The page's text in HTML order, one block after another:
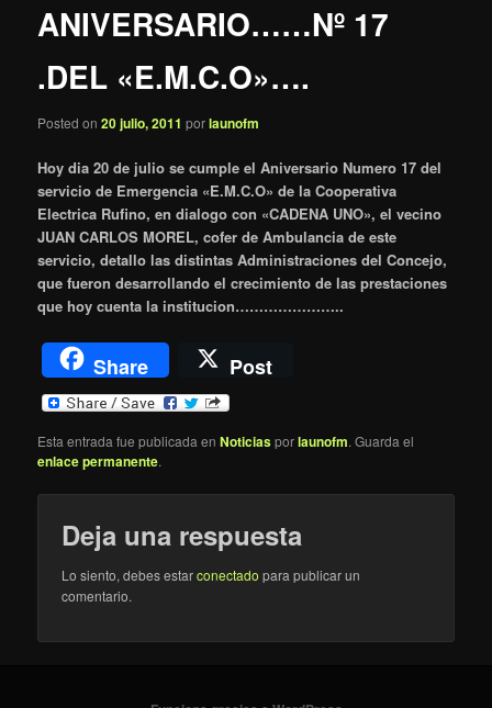
ANIVERSARIO……Nº 17
.DEL «E.M.C.O»….
Posted on20 julio, 2011 porlaunofm
Hoy dia 20 de julio se cumple el Aniversario Numero 17 del
servicio de Emergencia «E.M.C.O» de la Cooperativa
Electrica Rufino, en dialogo con «CADENA UNO», el vecino
JUAN CARLOS MOREL, cofer de Ambulancia de este
servicio, detallo las distintas Administraciones del Concejo,
que fueron desarrollando el crecimiento de las prestaciones
que hoy cuenta la institucion…………………..
Share Post
Esta entrada fue publicada enNoticiasporlaunofm. Guarda el
enlace permanente.
Deja una respuesta
Lo siento, debes estarconectado para publicar un
comentario.